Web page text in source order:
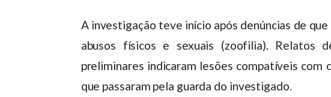
A investigação teve início após denúncias de
abusos físicos e sexuais (zoofilia). Relatos
preliminares indicaram lesões compatíveis com
que passaram pela guarda do investigado.